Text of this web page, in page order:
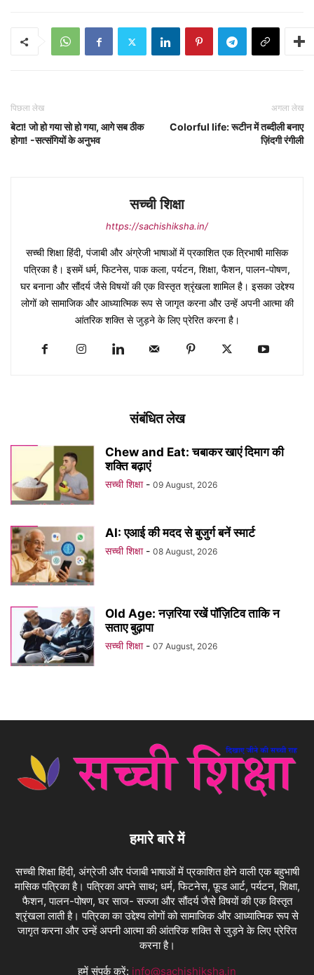
पिछला लेख
बेटा! जो हो गया सो हो गया, आगे सब ठीक
होगा! -सत्संगियों के अनुभव
अगला लेख
Colorful life: रूटीन में तब्दीली बनाए
ज़िंदगी रंगीली
सच्ची शिक्षा
https://sachishiksha.in/
सच्ची शिक्षा हिंदी, पंजाबी और अंग्रेजी भाषाओं में प्रकाशित एक त्रिभाषी मासिक
पत्रिका है। इसमें धर्म, फिटनेस, पाक कला, पर्यटन, शिक्षा, फैशन, पालन-पोषण,
घर बनाना और सौंदर्य जैसे विषयों की एक विस्तृत श्रृंखला शामिल है। इसका उद्देश्य
लोगों को सामाजिक और आध्यात्मिक रूप से जागृत करना और उन्हें अपनी आत्मा की
आंतरिक शक्ति से जुड़ने के लिए प्रेरित करना है।
संबंधित लेख
Chew and Eat: चबाकर खाएं दिमाग की
शक्ति बढ़ाएं
सच्ची शिक्षा - 09 August, 2026
AI: एआई की मदद से बुजुर्ग बनें स्मार्ट
सच्ची शिक्षा - 08 August, 2026
Old Age: नज़रिया रखें पॉज़िटिव ताकि न
सताए बुढ़ापा
सच्ची शिक्षा - 07 August, 2026
हमारे बारे में
सच्ची शिक्षा हिंदी, अंग्रेजी और पंजाबी भाषाओं में प्रकाशित होने वाली एक बहुभाषी
मासिक पत्रिका है। पत्रिका अपने साथ; धर्म, फिटनेस, फ़ूड आर्ट, पर्यटन, शिक्षा,
फैशन, पालन-पोषण, घर साज- सज्जा और सौंदर्य जैसे विषयों की एक विस्तृत
श्रृंखला लाती है। पत्रिका का उद्देश्य लोगों को सामाजिक और आध्यात्मिक रूप से
जागृत करना और उन्हें अपनी आत्मा की आंतरिक शक्ति से जुड़ने के लिए प्रेरित
करना है।
हमें संपर्क करें: info@sachishiksha.in